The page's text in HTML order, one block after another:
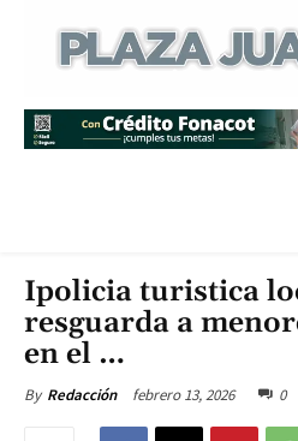
Ipolicia turistica
resguarda a
en el …
By Redacción febrero 13, 2026 0